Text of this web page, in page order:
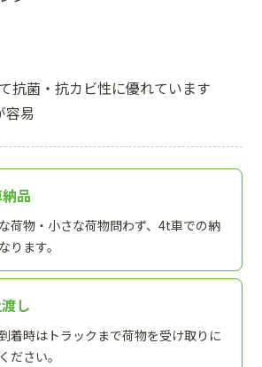
抗菌・抗カビ性に優れています
容易
品
荷物・小さな荷物問わず、4t車での納
ります。
し
着時はトラックまで荷物を受け取りに
ださい。